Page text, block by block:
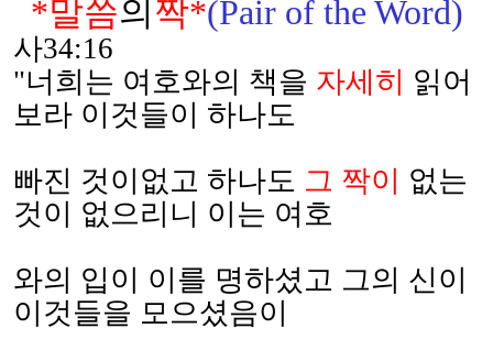
*말씀의짝*(Pair of the Word)
사34:16
"너희는 여호와의 책을 자세히 읽어
보라 이것들이 하나도
빠진 것이없고 하나도 그 짝이
없는
것이 없으리니 이는 여호
와의 입이 이를 명하셨고 그의 신이
이것들을 모으셨음이